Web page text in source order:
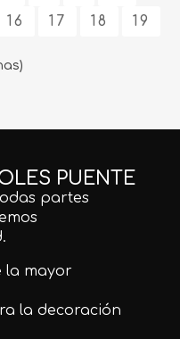
16 17 18 19
PUENTE
partes
la mayor
la decoración